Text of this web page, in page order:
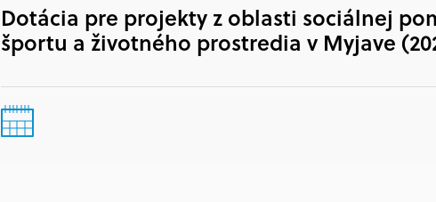
Dotácia pre projekty z oblasti sociálnej
športu a životného prostredia v Myjave